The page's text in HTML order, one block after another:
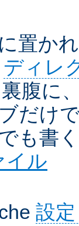
置か
ディレ
腹に
だけ
も書
イル
設